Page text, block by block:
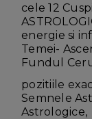
cele 12
energie si
Temei-
Fundul
pozitiile
Semnele
Astrologice,